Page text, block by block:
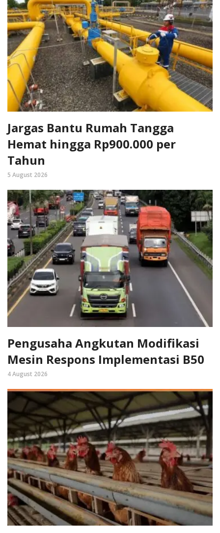
Jargas Bantu Rumah Tangga
Hemat hingga Rp900.000 per
Tahun
5 August 2026
Pengusaha Angkutan Modifikasi
Mesin Respons Implementasi B50
4 August 2026